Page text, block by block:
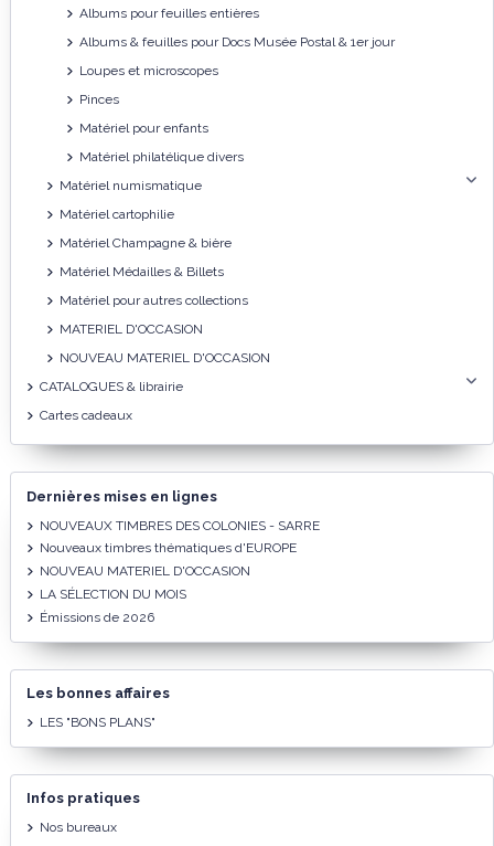
Albums pour feuilles entières
Albums & feuilles pour Docs Musée Postal & 1er jour
Loupes et microscopes
Pinces
Matériel pour enfants
Matériel philatélique divers
Matériel numismatique
Matériel cartophilie
Matériel Champagne & bière
Matériel Médailles & Billets
Matériel pour autres collections
MATERIEL D'OCCASION
NOUVEAU MATERIEL D'OCCASION
CATALOGUES & librairie
Cartes cadeaux
Dernières mises en lignes
NOUVEAUX TIMBRES DES COLONIES - SARRE
Nouveaux timbres thématiques d'EUROPE
NOUVEAU MATERIEL D'OCCASION
LA SÉLECTION DU MOIS
Émissions de 2026
Les bonnes affaires
LES "BONS PLANS"
Infos pratiques
Nos bureaux